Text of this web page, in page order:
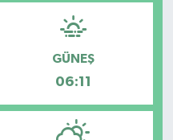
GÜNEŞ
06:11